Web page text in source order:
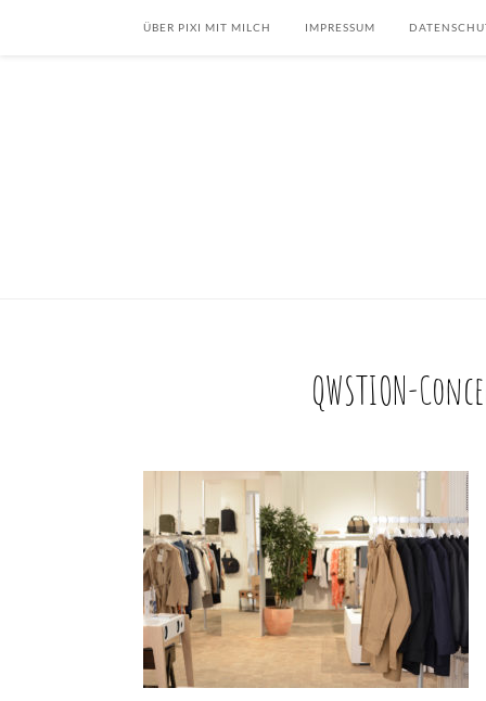
ÜBER PIXI MIT MILCH IMPRESSUM
QWSTION-